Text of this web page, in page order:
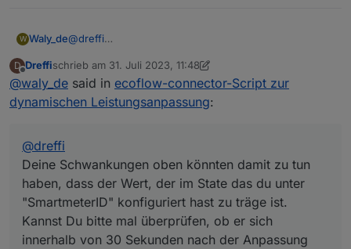
W Waly_de@dreffi
Telegramme. Aber ohne einen ausführlichen
Logauszug, Mit der Einstellung
Debug: true
komm ich da nicht weiter.
Deine Schwankungen oben könnten damit zu tun
haben, dass der Wert, der im State das du unter
"SmartmeterID" konfiguriert hast zu träge ist. Kannst
Du bitte mal überprüfen, ob er sich innerhalb von 30
D
Offline
Dreffischrieb am 31. Juli 2023, 11:48
zuletzt editiert von Dreffi
@waly_de said in ecoflow-connector-Script zur
dynamischen Leistungsanpassung:
@dreffi
Deine Schwankungen oben könnten damit zu tun
haben, dass der Wert, der im State das du unter
"SmartmeterID" konfiguriert hast zu träge ist.
Kannst Du bitte mal überprüfen, ob er sich
innerhalb von 30 Sekunden nach der Anpassung